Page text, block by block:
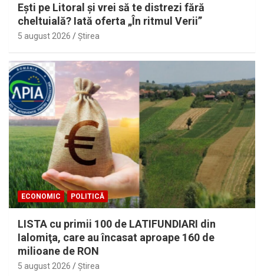
Eşti pe Litoral şi vrei să te distrezi fără
cheltuială? Iată oferta „În ritmul Verii”
5 august 2026 Ştirea
ECONOMIC POLITICĂ
LISTA cu primii 100 de LATIFUNDIARI din
Ialomiţa, care au încasat aproape 160 de
milioane de RON
5 august 2026 Ştirea